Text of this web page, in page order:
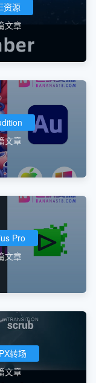
资源
文章
文章
Pro
文章
转场
文章